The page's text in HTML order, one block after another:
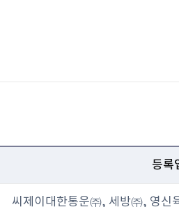
등록
씨제이대한통운㈜, 세방㈜, 영신